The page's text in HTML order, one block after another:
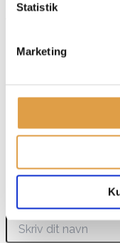
Statistik
Marketing
Anbefalet alder: Fra 3 år
Materiale: ABS /
Har du spørgsmål til
" indikerer
Navn*